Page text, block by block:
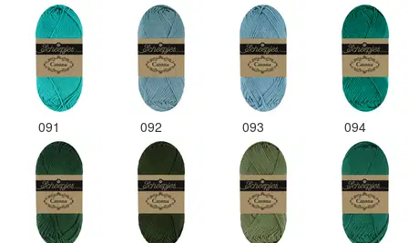
091 092 093 094